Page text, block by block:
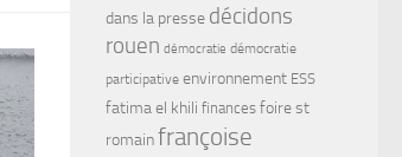
dans la presse décidons
rouen démocratie démocratie
participative environnement ESS
fatima el khili finances foire st
romainfrançoise